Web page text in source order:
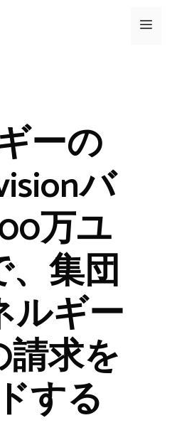
メ
ーの
バ
万ユ
集団
ルギー
求を
する